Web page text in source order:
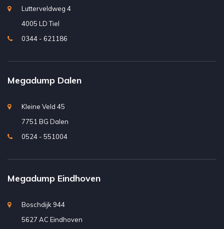
Lutterveldweg 4
4005 LD Tiel
0344 - 621186
Megadump Dalen
Kleine Veld 45
7751 BG Dalen
0524 - 551004
Megadump Eindhoven
Boschdijk 944
5627 AC Eindhoven